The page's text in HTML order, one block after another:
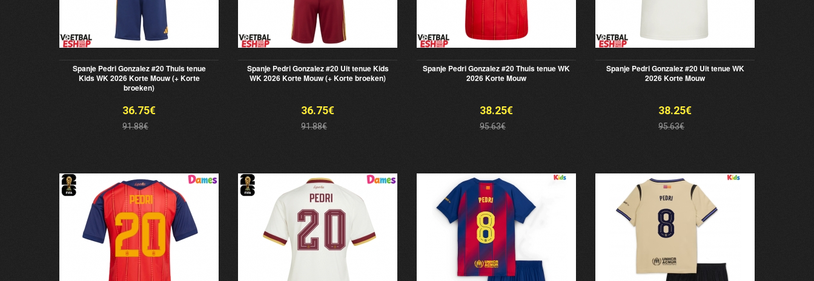
Spanje Pedri Gonzalez #20 Thuis tenue
Kids WK 2026 Korte Mouw (+ Korte
broeken)
36.75€
91.88€
Spanje Pedri Gonzalez #20 Uit tenue Kids
WK 2026 Korte Mouw (+ Korte broeken)
36.75€
91.88€
Spanje Pedri Gonzalez #20 Thuis tenue WK
2026 Korte Mouw
38.25€
95.63€
Spanje Pedri Gonzalez #20 Uit tenue WK
2026 Korte Mouw
38.25€
95.63€